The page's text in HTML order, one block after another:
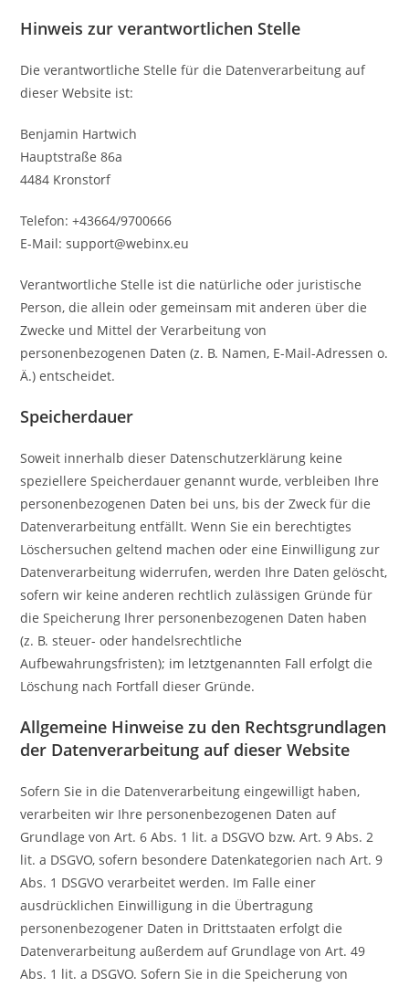
Hinweis zur verantwortlichen Stelle
Die verantwortliche Stelle für die Datenverarbeitung auf
dieser Website ist:
Benjamin Hartwich
Hauptstraße 86a
4484 Kronstorf
Telefon: +43664/9700666
E-Mail: support@webinx.eu
Verantwortliche Stelle ist die natürliche oder juristische
Person, die allein oder gemeinsam mit anderen über die
Zwecke und Mittel der Verarbeitung von
personenbezogenen Daten (z. B. Namen, E-Mail-Adressen o.
Ä.) entscheidet.
Speicherdauer
Soweit innerhalb dieser Datenschutzerklärung keine
speziellere Speicherdauer genannt wurde, verbleiben Ihre
personenbezogenen Daten bei uns, bis der Zweck für die
Datenverarbeitung entfällt. Wenn Sie ein berechtigtes
Löschersuchen geltend machen oder eine Einwilligung zur
Datenverarbeitung widerrufen, werden Ihre Daten gelöscht,
sofern wir keine anderen rechtlich zulässigen Gründe für
die Speicherung Ihrer personenbezogenen Daten haben
(z. B. steuer- oder handelsrechtliche
Aufbewahrungsfristen); im letztgenannten Fall erfolgt die
Löschung nach Fortfall dieser Gründe.
Allgemeine Hinweise zu den Rechtsgrundlagen
der Datenverarbeitung auf dieser Website
Sofern Sie in die Datenverarbeitung eingewilligt haben,
verarbeiten wir Ihre personenbezogenen Daten auf
Grundlage von Art. 6 Abs. 1 lit. a DSGVO bzw. Art. 9 Abs. 2
lit. a DSGVO, sofern besondere Datenkategorien nach Art. 9
Abs. 1 DSGVO verarbeitet werden. Im Falle einer
ausdrücklichen Einwilligung in die Übertragung
personenbezogener Daten in Drittstaaten erfolgt die
Datenverarbeitung außerdem auf Grundlage von Art. 49
Abs. 1 lit. a DSGVO. Sofern Sie in die Speicherung von